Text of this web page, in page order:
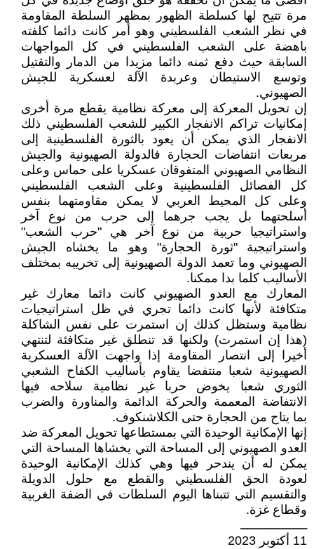
مرة تتيح لها كسلطة الظهور بمظهر السلطة المقاومة
في نظر الشعب الفلسطيني وهو أمر كانت دائما كلفته
باهضة على الشعب الفلسطيني في كل المواجهات
السابقة حيث دفع ثمنه دائما مزيدا من الدمار والتقتيل
وتوسع الاستيطان وعربدة الآلة لعسكرية للجيش
الصهيوني.
إن تحويل المعركة إلى معركة نظامية يقطع مرة أخرى
إمكانيات تراكم الانفجار الكبير للشعب الفلسطيني ذلك
الانفجار الذي يمكن أن يعود بالثورة الفلسطينية إلى
مربعات انتفاضات الحجارة فالدولة الصهيونية والجيش
النظامي الصهيوني المتفوقان عسكريا على حماس وعلى
كل الفصائل الفلسطينية وعلى الشعب الفلسطيني
وعلى كل المحيط العربي لا يمكن مقاومتهما بنفس
أسلحتهما بل يجب جرهما إلى حرب من نوع آخر
واستراتيجيا حربية من نوع آخر هي "حرب الشعب"
واستراتيجية "ثورة الحجارة" وهو ما يخشاه الجيش
الصهيوني وما تعمد الدولة الصهيونية إلى تخريبه بمختلف
الأساليب كلما بدا ممكنا.
المعارك مع العدو الصهيوني كانت دائما معارك غير
متكافئة لأنها كانت دائما تجري في ظل استراتيجيات
نظامية وستظل كذلك إن استمرت على نفس الشاكلة
(هذا إن استمرت) ولكنها قد تنطلق غير متكافئة لتنتهي
أخيرا إلى انتصار المقاومة إذا واجهت الآلة العسكرية
الصهيونية شعبا منتفضا يقاوم بأساليب الكفاح الشعبي
الثوري شعبا يخوض حربا غير نظامية سلاحه فيها
الانتفاضة المعممة والحركة الدائمة والمناورة والضرب
بما يتاح من الحجارة حتى الكلاشنكوف.
إنها الإمكانية الوحيدة التي بمستطاعها تحويل المعركة ضد
العدو الصهيوني إلى المساحة التي يخشاها المساحة التي
يمكن له أن يندحر فيها وهي كذلك الإمكانية الوحيدة
لعودة الحق الفلسطيني والقطع مع حلول الدويلة
والتقسيم التي تتبناها اليوم السلطات في الضفة الغربية
وقطاع غزة.
ـــــــــــــــــــ
11 أكتوبر 2023